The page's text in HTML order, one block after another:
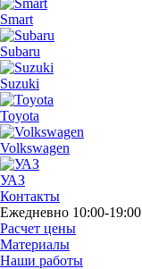
Smart
Subaru
Suzuki
Toyota
Volkswagen
УАЗ
Контакты
Ежедневно 10:00-19:00
Расчет цены
Материалы
Наши работы